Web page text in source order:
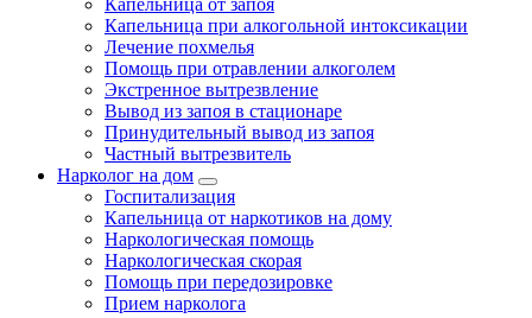
Капельница от запоя
Капельница при алкогольной интоксикации
Лечение похмелья
Помощь при отравлении алкоголем
Экстренное вытрезвление
Вывод из запоя в стационаре
Принудительный вывод из запоя
Частный вытрезвитель
Нарколог на дом
Госпитализация
Капельница от наркотиков на дому
Наркологическая помощь
Наркологическая скорая
Помощь при передозировке
Прием нарколога